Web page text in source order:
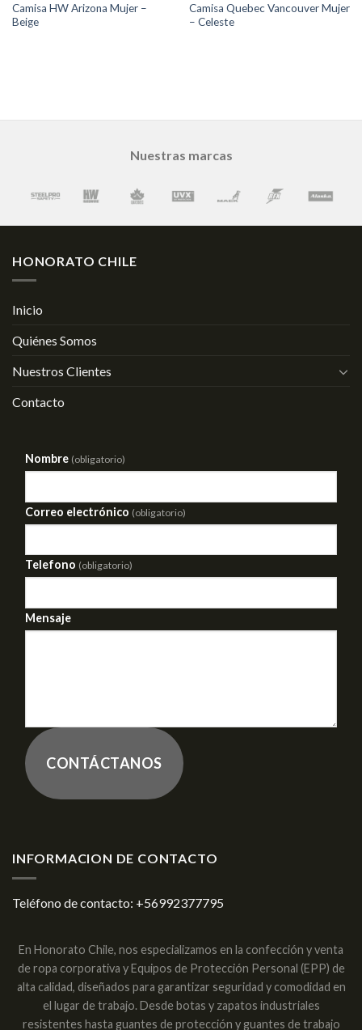
Camisa HW Arizona Mujer –
Beige
Camisa Quebec Vancouver Mujer
– Celeste
Nuestras marcas
HONORATO CHILE
Inicio
Quiénes Somos
Nuestros Clientes
Contacto
Nombre (obligatorio)
Correo electrónico (obligatorio)
Telefono (obligatorio)
Mensaje
CONTÁCTANOS
INFORMACION DE CONTACTO
Teléfono de contacto: +56992377795
En Honorato Chile, nos especializamos en la confección y venta
de ropa corporativa y Equipos de Protección Personal (EPP) de
alta calidad, diseñados para garantizar seguridad y comodidad en
el lugar de trabajo. Desde botas y zapatos industriales
resistentes hasta guantes de protección y guantes de trabajo